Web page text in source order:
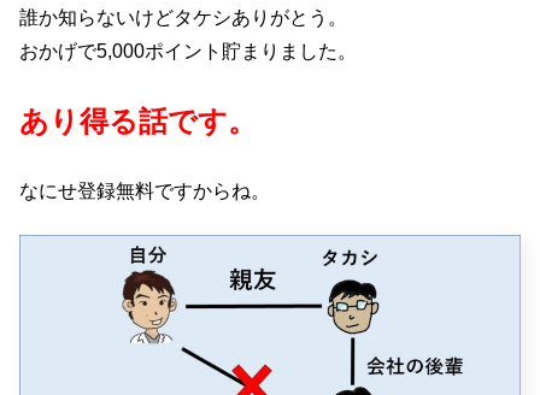
誰か知らないけどタケシありがとう。
おかげで5,000ポイント貯まりました。
あり得る話です。
なにせ登録無料ですからね。